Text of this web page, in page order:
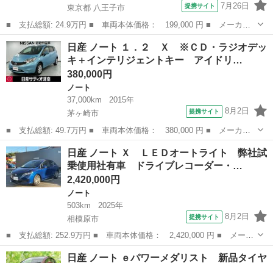
東京都 八王子市
提携サイト 7月26日
■ 支払総額: 24.9万円 ■ 車両本体価格： 199,000 円 ■ メーカー
名： 日産 ■ 車種名： ノート ■ グレード名： Ｘ 純正ナビ
ＴＶ ＥＴＣ エマージェンシーブレーキ インテリキー プッシュ
スタート ■...
東京 八王子市 ノート
日産 ノート １．２ Ｘ ※ＣＤ・ラジオデッ
キ＋インテリジェントキー アイドリ…
380,000円
ノート
37,000km
2015年
茅ヶ崎市
提携サイト 8月2日
■ 支払総額: 49.7万円 ■ 車両本体価格： 380,000 円 ■ メーカー
名： 日産 ■ 車種名： ノート ■ グレード名： １．２ Ｘ ※
ＣＤ・ラジオデッキ＋インテリジェントキー アイドリングストップ
車 スマート...
神奈川 茅ヶ崎市 ノート
日産 ノート Ｘ ＬＥＤオートライト 弊社試
乗使用社有車 ドライブレコーダー・…
2,420,000円
ノート
503km
2025年
相模原市
提携サイト 8月2日
■ 支払総額: 252.9万円 ■ 車両本体価格： 2,420,000 円 ■ メーカ
ー名： 日産 ■ 車種名： ノート ■ グレード名： Ｘ ＬＥＤオ
ートライト 弊社試乗使用社有車 ドライブレコーダー・日産メモリ
神奈川 相模原市 ノート
日産 ノート ｅパワーメダリスト 新品タイヤ